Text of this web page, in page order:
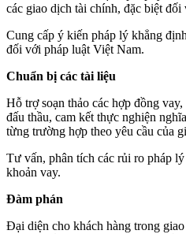
các giao dịch tài chính, đặc biệt
Cung cấp ý kiến pháp lý khẳng
đối với pháp luật Việt Nam.
Chuẩn bị các tài liệu
Hỗ trợ soạn thảo các hợp đồng
đấu thầu, cam kết thực nghiện
từng trường hợp theo yêu cầu của
Tư vấn, phân tích các rủi ro pháp
khoản vay.
Đàm phán
Đại diện cho khách hàng trong